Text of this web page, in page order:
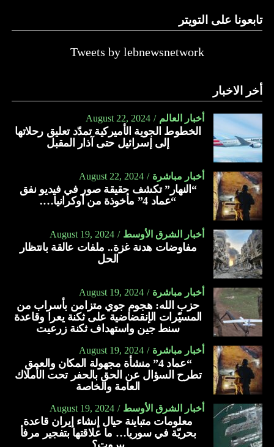
تابعونا على التويتر
Tweets by lebnewsnetwork
أخر الاخبار
أخبار العالم August 22, 2024
الخطوط الجوية الأميركية تمدّد تعليق رحلاتها
إلى إسرائيل حتى آذار المقبل
أخبار مباشرة August 22, 2024
“النهار” تكشف حقيقة صور في فيديو نفق
“عماد 4” مأخوذة من أوكرانيا….
أخبار الشرق الأوسط August 19, 2024
مفاوضات هدنة غزة.. ملفات عالقة بانتظار
الحل
أخبار مباشرة August 19, 2024
حزب الله: هجوم جوي متزامن بأسراب من
المسيّرات الإنقضاضية على ثكنة يعرا وقاعدة
سنط جين واستهداف ثكنة زرعيت
أخبار مباشرة August 19, 2024
“عماد 4” منشأة مجهولة المكان والعمق
تطرح السؤال عن الحق بالحفر تحت الأملاك
العامة والخاصة
أخبار الشرق الأوسط August 19, 2024
معلومات متباينة حيال إنشاء إيران قاعدة
بحريّة في سوريا… ما علاقتها بتفجير مرفأ